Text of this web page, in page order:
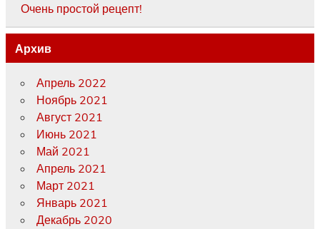
Очень простой рецепт!
Архив
Апрель 2022
Ноябрь 2021
Август 2021
Июнь 2021
Май 2021
Апрель 2021
Март 2021
Январь 2021
Декабрь 2020